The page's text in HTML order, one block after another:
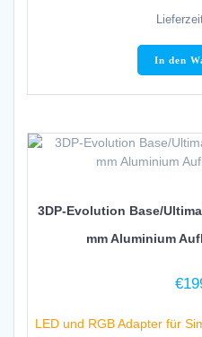
In den
3DP-Evolution Base/
mm Aluminium
€
LED und RGB Adapter für